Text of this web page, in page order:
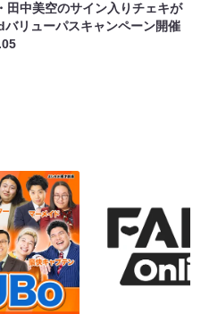
田中美空のサイン入りチェキが
バリューパスキャンペーン開催